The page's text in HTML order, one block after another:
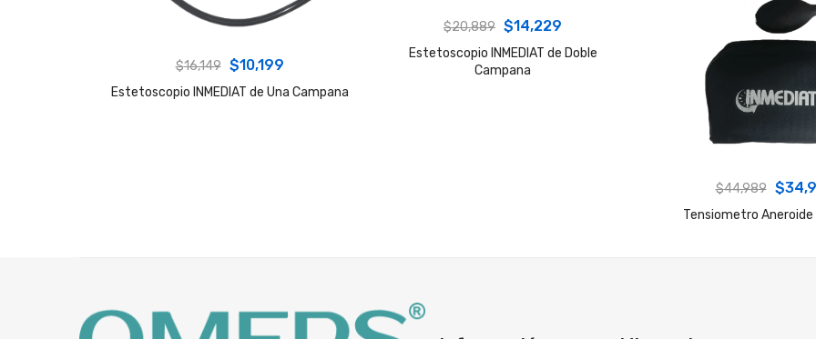
$16,149 Original
price
$10,199Current
price
Estetoscopio INMEDIAT de Una Campana
$20,889 Original
price
was:
$14,229
price
Estetoscopio INMEDIAT de Doble
Campana
$44,989
price
$
Tensiometro Aneroide